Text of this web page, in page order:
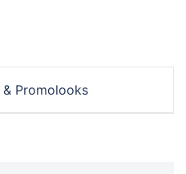
& Promolooks